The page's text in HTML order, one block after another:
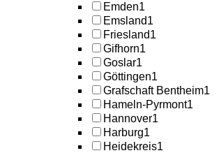
Emden1
Emsland1
Friesland1
Gifhorn1
Goslar1
Göttingen1
Grafschaft Bentheim1
Hameln-Pyrmont1
Hannover1
Harburg1
Heidekreis1